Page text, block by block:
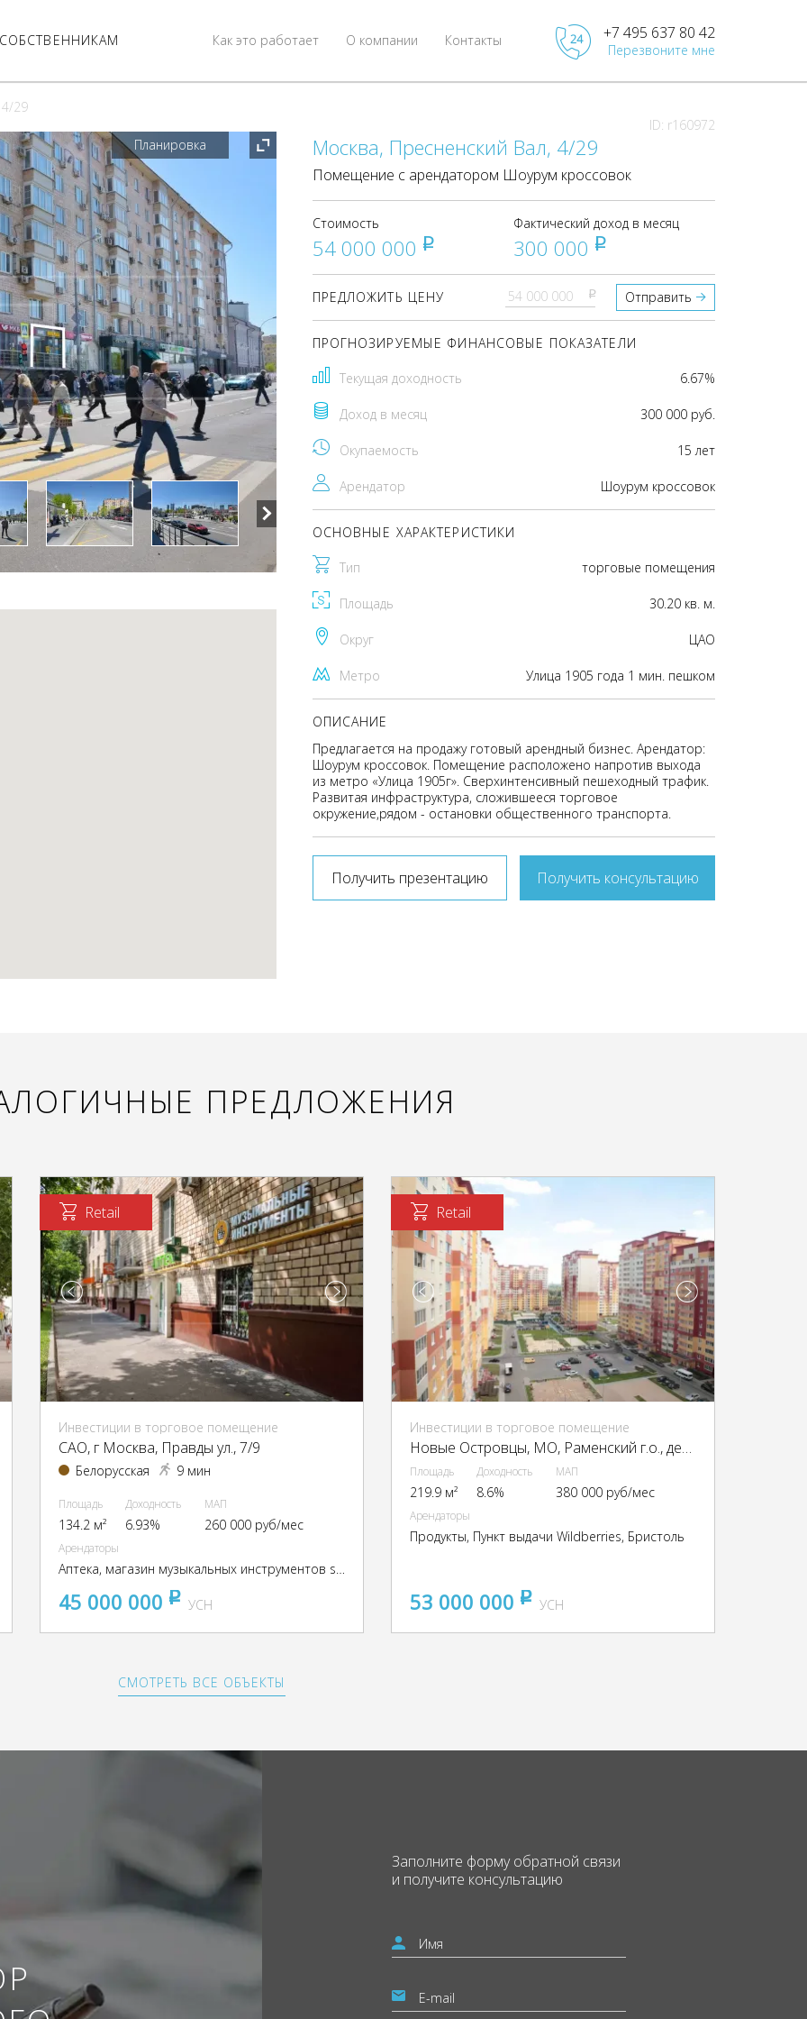
Контакты
О компании
Как это работает +7 495 637 80 42
Перезвоните мне
4/29
ID: r160972
Планировка
Москва, Пресненский Вал, 4/29
Помещение с арендатором Шоурум кроссовок
Стоимость
54 000 000 pуб
Фактический доход в месяц
300 000 pуб
ПРЕДЛОЖИТЬ ЦЕНУ pуб Отправить
ПРОГНОЗИРУЕМЫЕ ФИНАНСОВЫЕ ПОКАЗАТЕЛИ
Текущая доходность 6.67%
Доход в месяц 300 000 руб.
Окупаемость 15 лет
Арендатор Шоурум кроссовок
ОСНОВНЫЕ ХАРАКТЕРИСТИКИ
Тип торговые помещения
Площадь 30.20 кв. м.
Округ ЦАО
Метро Улица 1905 года 1 мин. пешком
ОПИСАНИЕ
Предлагается на продажу готовый арендный бизнес. Арендатор:
Шоурум кроссовок. Помещение расположено напротив выхода
из метро «Улица 1905г». Сверхинтенсивный пешеходный трафик.
Развитая инфраструктура, сложившееся торговое
окружение,рядом - остановки общественного транспорта.
Получить презентацию Получить консультацию
ПРЕДЛОЖЕНИЯ
Retail
Инвестиции в торговое помещение
CАО, г Москва, Правды ул., 7/9
Белорусская 9 мин
Площадь
134.2 м²
Доходность
6.93%
МАП
260 000 руб/мес
Арендаторы
Аптека, магазин музыкальных инструментов skifmusic.
45 000 000 pуб
УСН
Retail
Инвестиции в торговое помещение
Новые Островцы, МО, Раменский г.о., дер. Островцы, Летчика Волчкова ул., 3
Площадь
219.9 м²
Доходность
8.6%
МАП
380 000 руб/мес
Арендаторы
Продукты, Пункт выдачи Wildberries, Бристоль
53 000 000 pуб
УСН
СМОТРЕТЬ ВСЕ ОБЪЕКТЫ
Заполните формуобратной связи
и получите консультацию